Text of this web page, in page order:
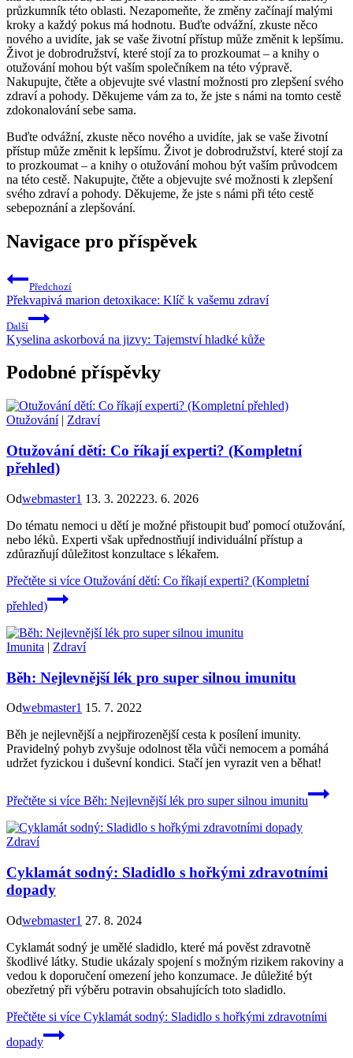
průzkumník této oblasti. Nezapomeňte, že změny začínají malými
kroky a každý pokus má hodnotu. Buďte odvážní, zkuste něco
nového a uvidíte, jak se vaše životní přístup může změnit k lepšímu.
Život je dobrodružství, které stojí za to prozkoumat – a knihy o
otužování mohou být vaším společníkem na této výpravě.
Nakupujte, čtěte a objevujte své vlastní možnosti pro zlepšení svého
zdraví a pohody. Děkujeme vám za to, že jste s námi na tomto cestě
zdokonalování sebe sama.
Buďte odvážní, zkuste něco nového a uvidíte, jak se vaše životní
přístup může změnit k lepšímu. Život je dobrodružství, které stojí za
to prozkoumat – a knihy o otužování mohou být vaším průvodcem
na této cestě. Nakupujte, čtěte a objevujte své možnosti k zlepšení
svého zdraví a pohody. Děkujeme, že jste s námi při této cestě
sebepoznání a zlepšování.
Navigace pro příspěvek
Předchozí
Překvapivá marion detoxikace: Klíč k vašemu zdraví
Další
Kyselina askorbová na jizvy: Tajemství hladké kůže
Podobné příspěvky
Otužování| Zdraví
Otužování dětí: Co říkají experti? (Kompletní
přehled)
Odwebmaster1 13. 3. 202223. 6. 2026
Do tématu nemoci u dětí je možné přistoupit buď pomocí otužování,
nebo léků. Experti však upřednostňují individuální přístup a
zdůrazňují důležitost konzultace s lékařem.
Přečtěte si více Otužování dětí: Co říkají experti? (Kompletní
přehled)
Imunita | Zdraví
Běh: Nejlevnější lék pro super silnou imunitu
Odwebmaster1 15. 7. 2022
Běh je nejlevnější a nejpřirozenější cesta k posílení imunity.
Pravidelný pohyb zvyšuje odolnost těla vůči nemocem a pomáhá
udržet fyzickou i duševní kondici. Stačí jen vyrazit ven a běhat!
Přečtěte si více Běh: Nejlevnější lék pro super silnou imunitu
Zdraví
Cyklamát sodný: Sladidlo s hořkými zdravotními
dopady
Odwebmaster1 27. 8. 2024
Cyklamát sodný je umělé sladidlo, které má pověst zdravotně
škodlivé látky. Studie ukázaly spojení s možným rizikem rakoviny a
vedou k doporučení omezení jeho konzumace. Je důležité být
obezřetný při výběru potravin obsahujících toto sladidlo.
Přečtěte si více Cyklamát sodný: Sladidlo s hořkými zdravotními
dopady